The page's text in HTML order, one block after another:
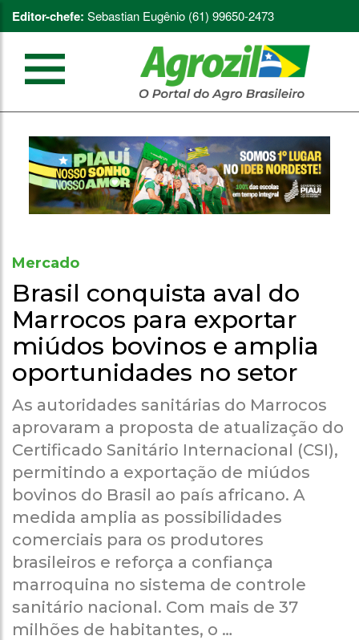
Editor-chefe: Sebastian Eugênio (61) 99650-2473
Mercado
Brasil conquista aval do
Marrocos para exportar
miúdos bovinos e amplia
oportunidades no setor
As autoridades sanitárias do Marrocos
aprovaram a proposta de atualização do
Certificado Sanitário Internacional (CSI),
permitindo a exportação de miúdos
bovinos do Brasil ao país africano. A
medida amplia as possibilidades
comerciais para os produtores
brasileiros e reforça a confiança
marroquina no sistema de controle
sanitário nacional. Com mais de 37
milhões de habitantes, o …